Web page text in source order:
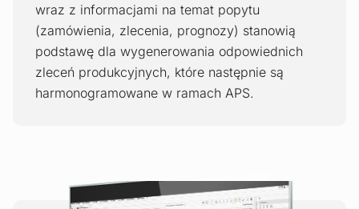
wraz z informacjami na temat popytu
(zamówienia, zlecenia, prognozy) stanowią
podstawę dla wygenerowania odpowiednich
zleceń produkcyjnych, które następnie są
harmonogramowane w ramach APS.